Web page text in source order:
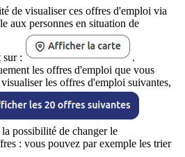
de visualiser ces offres d'emploi via
aux personnes en situation de
sur :
.
les offres d'emploi que vous
les offres d'emploi suivantes,
possibilité de changer le
: vous pouvez par exemple les trier